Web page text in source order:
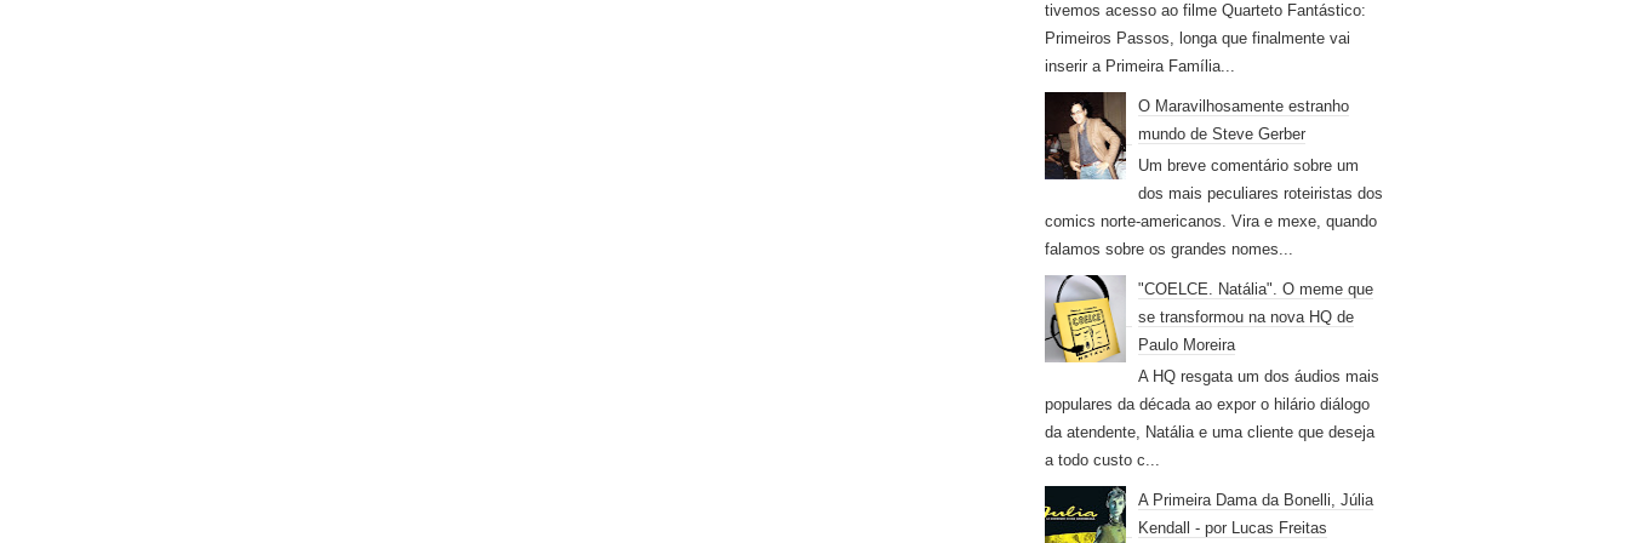
tivemos acesso ao filme Quarteto Fantástico:
Primeiros Passos, longa que finalmente vai
inserir a Primeira Família...
O Maravilhosamente estranho
mundo de Steve Gerber
Um breve comentário sobre um
dos mais peculiares roteiristas dos
comics norte-americanos. Vira e mexe, quando
falamos sobre os grandes nomes...
"COELCE. Natália". O meme que
se transformou na nova HQ de
Paulo Moreira
A HQ resgata um dos áudios mais
populares da década ao expor o hilário diálogo
da atendente, Natália e uma cliente que deseja
a todo custo c...
A Primeira Dama da Bonelli, Júlia
Kendall - por Lucas Freitas